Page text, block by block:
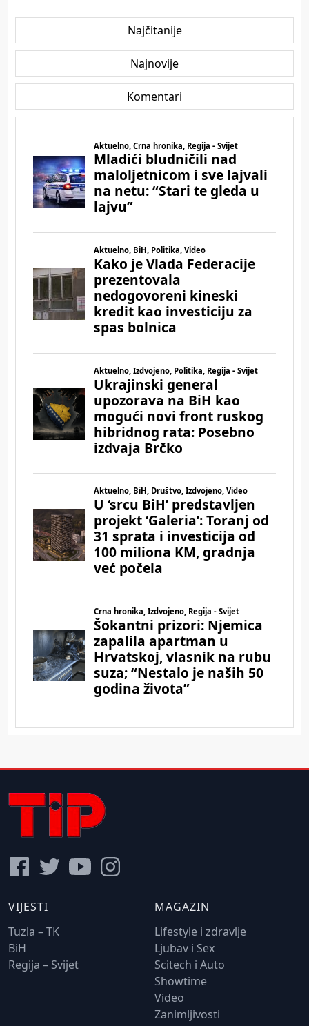
Najčitanije
Najnovije
Komentari
VIJESTI
Tuzla – TK
BiH
Regija – Svijet
MAGAZIN
Lifestyle i zdravlje
Ljubav i Sex
Scitech i Auto
Showtime
Video
Zanimljivosti